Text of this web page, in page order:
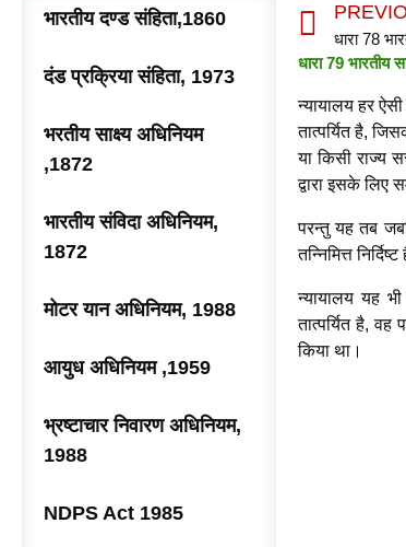
भारतीय दण्ड संहिता,1860
दंड प्रक्रिया संहिता, 1973
भरतीय साक्ष्य अधिनियम
,1872
भारतीय संविदा अधिनियम,
1872
मोटर यान अधिनियम, 1988
आयुध अधिनियम ,1959
भ्रष्टाचार निवारण अधिनियम,
1988
NDPS Act 1985
धारा 79 भारतीय
न्यायालय हर
तात्पर्यित है,
या किसी राज्य
द्वारा इसके लिए
परन्तु यह तब
तन्निमित्त निर्दिष्ट
न्यायालय यह
तात्पर्यित है,
किया था।